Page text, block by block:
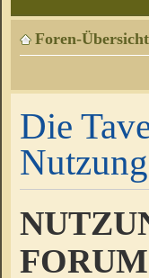
Foren-Übersicht
Die
FORUM